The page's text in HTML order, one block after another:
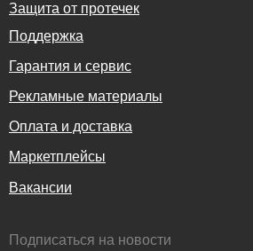
Подписаться на новости
Защита от протечек
Поддержка
Гарантия и сервис
Рекламные материалы
Оплата и доставка
Маркетплейсы
Вакансии